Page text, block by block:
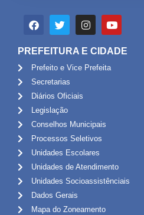
PREFEITURA E CIDADE
Prefeito e Vice Prefeita
Secretarias
Diários Oficiais
Legislação
Conselhos Municipais
Processos Seletivos
Unidades Escolares
Unidades de Atendimento
Unidades Socioassistênciais
Dados Gerais
Mapa do Zoneamento